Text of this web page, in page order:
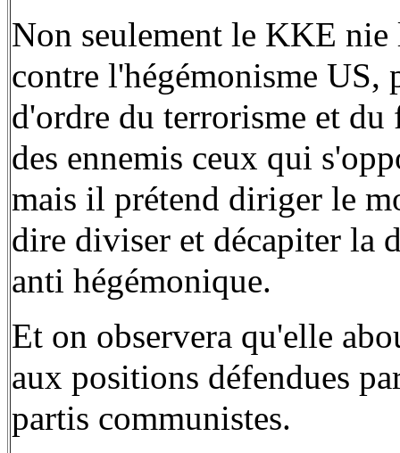
Non seulement le KKE
contre l'hégémonisme
d'ordre du terrorisme et du
des ennemis ceux qui
mais il prétend diriger le
dire diviser et décapiter la
anti hégémonique.
Et on observera qu'elle
aux positions défendues
partis communistes.